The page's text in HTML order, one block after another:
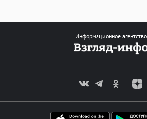
Информационное агентство